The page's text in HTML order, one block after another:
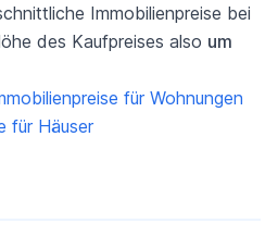
Immobilienpreise bei
des Kaufpreises also um
für Wohnungen
für Häuser